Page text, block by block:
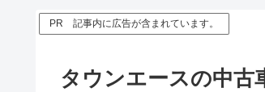
PR 記事内に広告が含まれています。
タウンエースの中古